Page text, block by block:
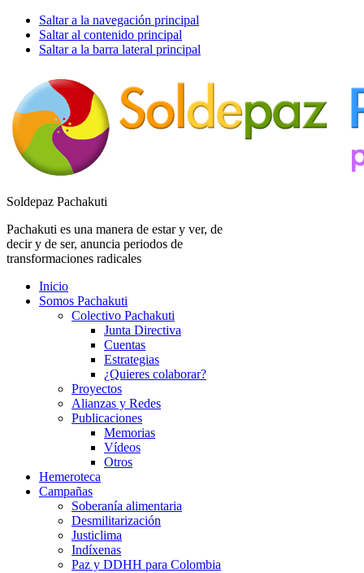
Saltar a la navegación principal
Saltar al contenido principal
Saltar a la barra lateral principal
Soldepaz Pachakuti
Pachakuti es una manera de estar y ver, de
decir y de ser, anuncia periodos de
transformaciones radicales
Inicio
Somos Pachakuti
Colectivo Pachakuti
Junta Directiva
Cuentas
Estrategias
¿Quieres colaborar?
Proyectos
Alianzas y Redes
Publicaciones
Memorias
Vídeos
Otros
Hemeroteca
Campañas
Soberanía alimentaria
Desmilitarización
Justiclima
Indíxenas
Paz y DDHH para Colombia